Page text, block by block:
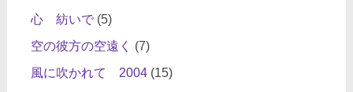
心 紡いで(5)
空の彼方の空遠く
(7)
風に吹かれて 2004(15)